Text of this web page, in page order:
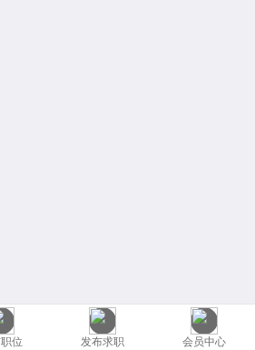
位 发布求职 会员中心